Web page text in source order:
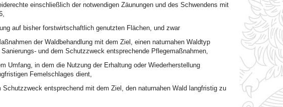
einschließlich der notwendigen Zäunungen und des Schwendens mit
auf bisher forstwirtschaftlich genutzten Flächen, und zwar
der Waldbehandlung mit dem Ziel, einen naturnahen Waldtyp
und dem Schutzzweck entsprechende Pflegemaßnahmen,
Umfang, in dem die Nutzung der Erhaltung oder Wiederherstellung
Femelschlages dient,
entsprechend mit dem Ziel, den naturnahen Wald langfristig zu